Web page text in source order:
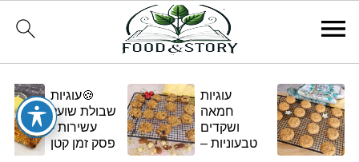
עוגיות
חמאה
ושקדים
טבעוניות –
🍪עוגיות
שבולת שועל
עשירות -
פסק זמן קטן